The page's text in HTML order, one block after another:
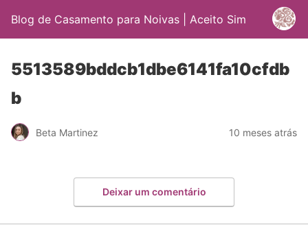
Blog de Casamento para Noivas | Aceito Sim
5513589bddcb1dbe6141fa10cfdb
b
Beta Martinez 10 meses atrás
Deixar um comentário